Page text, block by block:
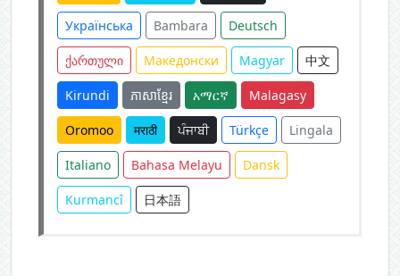
Українська Bambara Deutsch
ქართული Македонски Magyar 中文
Kirundi ភាសាខ្មែរ አማርኛ Malagasy
Oromoo मराठी ਪੰਜਾਬੀ Türkçe Lingala
Italiano Bahasa Melayu Dansk
Kurmancî 日本語